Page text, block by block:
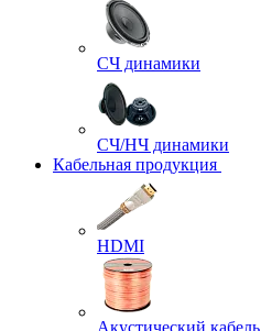
СЧ динамики
СЧ/НЧ динамики
Кабельная продукция
HDMI
Акустический кабель